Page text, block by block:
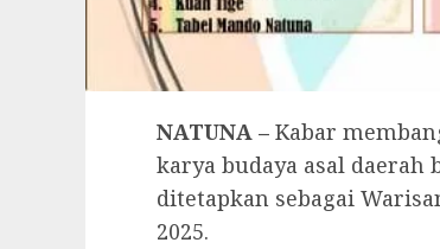
NATUNA – Kabar
karya budaya asal
ditetapkan sebagai
2025.